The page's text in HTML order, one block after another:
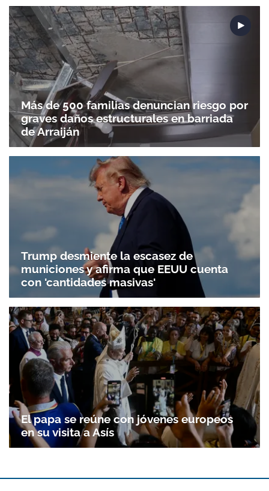
Más de 500 familias denuncian riesgo por
graves daños estructurales en barriada
de Arraiján
Trump desmiente la escasez de
municiones y afirma que EEUU cuenta
con 'cantidades masivas'
El papa se reúne con jóvenes europeos
en su visita a Asís